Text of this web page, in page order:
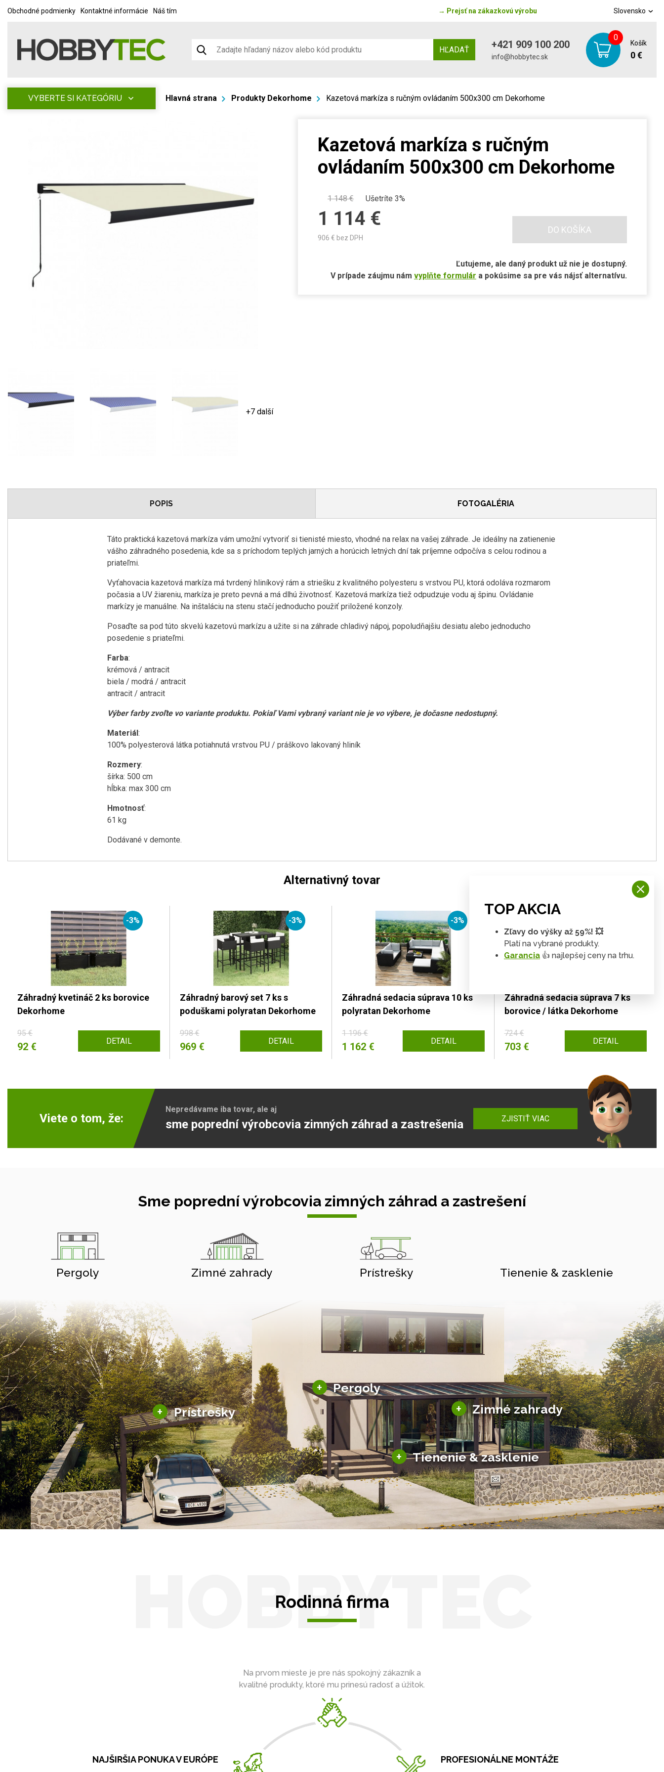
Obchodné podmienky Kontaktné informácie Náš tím → Prejsť na zákazkovú výrobu Slovensko
HĽADAŤ +421 909 100 200
info@hobbytec.sk
0
Košík
0 €
VYBERTE SI KATEGÓRIU Hlavná strana Produkty Dekorhome Kazetová markíza s ručným ovládaním 500x300 cm Dekorhome
+7 další
Kazetová markíza s ručným
ovládaním 500x300 cm Dekorhome
1 148€ Ušetríte 3%
1 114 €
906 € bez DPH
DO KOŠÍKA
Ľutujeme, ale daný produkt už nie je dostupný.
V prípade záujmu nám vyplňte formulár a pokúsime sa pre vás nájsť alternatívu.
POPIS FOTOGALÉRIA
Táto praktická kazetová markíza vám umožní vytvoriť si tienisté miesto, vhodné na relax na vašej záhrade. Je ideálny na zatienenie
vášho záhradného posedenia, kde sa s príchodom teplých jarných a horúcich letných dní tak príjemne odpočíva s celou rodinou a
priateľmi.
Vyťahovacia kazetová markíza má tvrdený hliníkový rám a striešku z kvalitného polyesteru s vrstvou PU, ktorá odoláva rozmarom
počasia a UV žiareniu, markíza je preto pevná a má dlhú životnosť. Kazetová markíza tiež odpudzuje vodu aj špinu. Ovládanie
markízy je manuálne. Na inštaláciu na stenu stačí jednoducho použiť priložené konzoly.
Posaďte sa pod túto skvelú kazetovú markízu a užite si na záhrade chladivý nápoj, popoludňajšiu desiatu alebo jednoducho
posedenie s priateľmi.
Farba:
krémová / antracit
biela / modrá / antracit
antracit / antracit
Výber farby zvoľte vo variante produktu. Pokiaľ Vami vybraný variant nie je vo výbere, je dočasne nedostupný.
Materiál:
100% polyesterová látka potiahnutá vrstvou PU / práškovo lakovaný hliník
Rozmery:
šírka: 500 cm
hĺbka: max 300 cm
Hmotnosť:
61 kg
Dodávané v demonte.
Alternativný tovar
-3%
Záhradný kvetináč 2 ks borovice
Dekorhome
95 €
92 € DETAIL
-3%
Záhradný barový set 7 ks s
poduškami polyratan Dekorhome
998 €
969 € DETAIL
-3%
Záhradná sedacia súprava 10 ks
polyratan Dekorhome
1 196 €
1 162 € DETAIL
Záhradná sedacia súprava 7 ks
borovice / látka Dekorhome
724 €
703 € DETAIL
Viete o tom, že:
Nepredávame iba tovar, ale aj
sme poprední výrobcovia zimných záhrad a zastrešenia ZJISTIŤ VIAC
Sme poprední výrobcovia zimných záhrad a zastrešení
Pergoly Zimné zahrady Prístrešky Tienenie & zasklenie
+ Pergoly
Hliníkové pergoly
Bioklimatické pergoly
Altány a zastrešenie
Solárne pergoly
+ Zimné zahrady
Sezónne zimné záhrady
Hliníkové zimné záhrady
Posuvné zimné záhrady
Solárne zimné záhrady
+ Prístrešky
Hliníkové prístrešky
Solárne prístrešky pre auto
+ Tienenie & zasklenie
Tienenie
Zasklenie
HOBBYTEC
Rodinná firma
Na prvom mieste je pre nás spokojný zákazník a
kvalitné produkty, ktoré mu prinesú radosť a úžitok.
PROFESIONÁLNE MONTÁŽE
NAJŠIRŠIA PONUKA V EURÓPE
TOP AKCIA
Zľavy do výšky až 59%! 💥
Platí na vybrané produkty.
Garancia 👍 najlepšej ceny na trhu.